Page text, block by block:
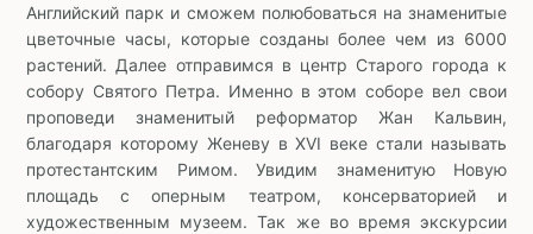
Английский парк и сможем полюбоваться на знаменитые
цветочные часы, которые созданы более чем из 6000
растений. Далее отправимся в центр Старого города к
собору Святого Петра. Именно в этом соборе вел свои
проповеди знаменитый реформатор Жан Кальвин,
благодаря которому Женеву в XVI веке стали называть
протестантским Римом. Увидим знаменитую Новую
площадь с оперным театром, консерваторией и
художественным музеем. Так же во время экскурсии